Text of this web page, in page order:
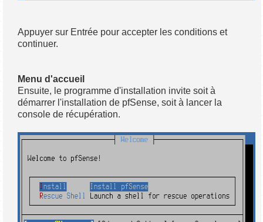
Appuyer sur Entrée pour accepter les conditions et
continuer.
Menu d'accueil
Ensuite, le programme d'installation invite soit à
démarrer l'installation de pfSense, soit à lancer la
console de récupération.